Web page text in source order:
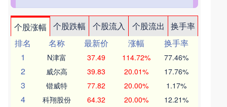
个股涨幅 个股跌幅 个股流入 个股流出
换手率
排名
名称 最新价 涨幅
换手率
1
N津富 37.49 114.72% 77.46%
2 威尔高 39.83 20.01% 17.76%
3 锴威特 77.82 20.00% 1.17%
4 科翔股份 64.32 20.00% 12.21%